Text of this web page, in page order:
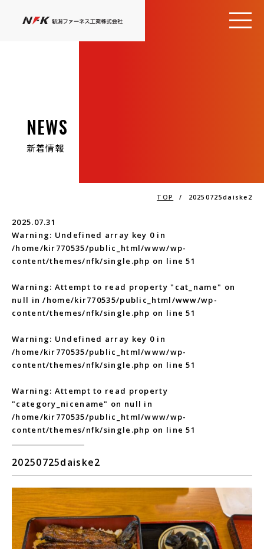
NEWS
新着情報
TOP / 20250725daiske2
2025.07.31
Warning: Undefined array key 0 in
/home/kir770535/public_html/www/wp-
content/themes/nfk/single.php on line51
Warning: Attempt to read property "cat_name" on
null in/home/kir770535/public_html/www/wp-
content/themes/nfk/single.php on line51
Warning: Undefined array key 0 in
/home/kir770535/public_html/www/wp-
content/themes/nfk/single.php on line51
Warning: Attempt to read property
"category_nicename" on null in
/home/kir770535/public_html/www/wp-
content/themes/nfk/single.php on line51
20250725daiske2